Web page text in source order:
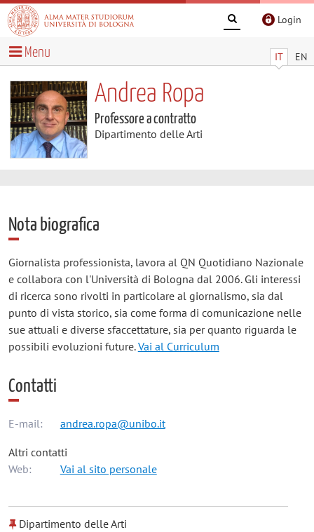
Login
IT EN
Menu
Andrea Ropa
Professore a contratto
Dipartimento delle Arti
Nota biografica
Giornalista professionista, lavora al QN Quotidiano Nazionale
e collabora con l'Università di Bologna dal 2006. Gli interessi
di ricerca sono rivolti in particolare al giornalismo, sia dal
punto di vista storico, sia come forma di comunicazione nelle
sue attuali e diverse sfaccettature, sia per quanto riguarda le
possibili evoluzioni future.Vai al Curriculum
Contatti
E-mail: andrea.ropa@unibo.it
Altri contatti
Web:
Vai al sito personale
Dipartimento delle Arti